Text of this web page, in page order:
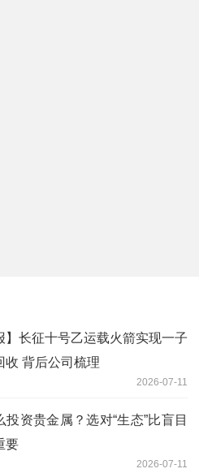
】长征十号乙运载火箭实现一子
收 背后公司梳理
2026-07-11
投资贵金属？选对“生态”比盲目
要
2026-07-11